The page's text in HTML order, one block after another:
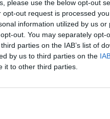
please use the below opt-out
out request is processed
information utilized by us or
out. You may separately opt-
parties on the IAB’s list of
by us to third parties on the
it to other third parties.